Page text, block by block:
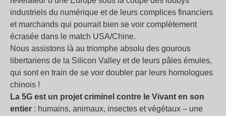
industriels du numérique et de leurs complices financiers
et marchands qui pourrait bien se voir complètement
écrasée dans le match USA/Chine.
Nous assistons là au triomphe absolu des gourous
libertariens de la Silicon Valley et de leurs pâles émules,
qui sont en train de se voir doubler par leurs homologues
chinois !
La 5G est un projet criminel contre le Vivant en son
entier : humains, animaux, insectes et végétaux – une